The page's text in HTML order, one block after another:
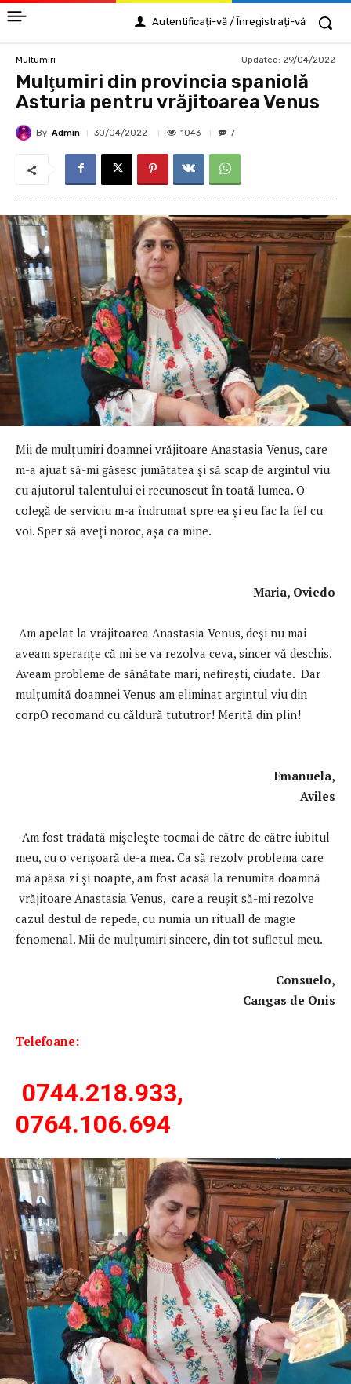
Autentificați-vă / Înregistrați-vă
Multumiri Updated: 29/04/2022
Mulţumiri din provincia spaniolă
Asturia pentru vrăjitoarea Venus
By Admin 30/04/2022 1043 7
Mii de mulţumiri doamnei vrăjitoare Anastasia Venus, care
m-a ajuat să-mi găsesc jumătatea şi să scap de argintul viu
cu ajutorul talentului ei recunoscut în toată lumea. O
colegă de serviciu m-a îndrumat spre ea și eu fac la fel cu
voi. Sper să aveți noroc, așa ca mine.
Maria, Oviedo
Am apelat la vrăjitoarea Anastasia Venus, deși nu mai
aveam speranţe că mi se va rezolva ceva, sincer vă deschis.
Aveam probleme de sănătate mari, nefirești, ciudate. Dar
mulţumită doamnei Venus am eliminat argintul viu din
corpO recomand cu căldură tututror! Merită din plin!
Emanuela,
Aviles
Am fost trădată mișelește tocmai de către de către iubitul
meu, cu o verișoară de-a mea. Ca să rezolv problema care
mă apăsa zi și noapte, am fost acasă la renumita doamnă
vrăjitoare Anastasia Venus, care a reuşit să-mi rezolve
cazul destul de repede, cu numia un rituall de magie
fenomenal. Mii de mulţumiri sincere, din tot sufletul meu.
Consuelo,
Cangas de Onis
Telefoane:
0744.218.933,
0764.106.694